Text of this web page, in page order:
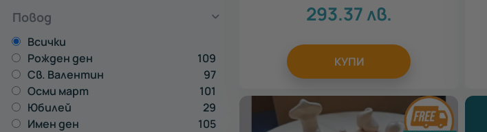
Повод
Всички
Рожден ден
109
Св. Валентин
97
Осми март
101
Юбилей
29
Имен ден
105
293.37лв.
КУПИ